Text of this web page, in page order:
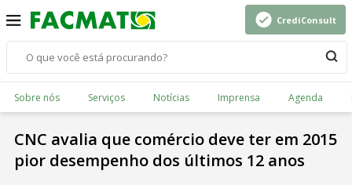
CrediConsult
Sobre nós Serviços Notícias Imprensa Agenda
CNC avalia que comércio deve ter em 2015
pior desempenho dos últimos 12 anos